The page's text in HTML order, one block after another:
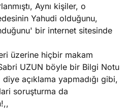
Aynı kişiler, o
Yahudi olduğunu,
bir internet sitesinde
üzerine hiçbir makam
UZUN böyle bir Bilgi Notu
açıklama yapmadığı gibi,
soruşturma da